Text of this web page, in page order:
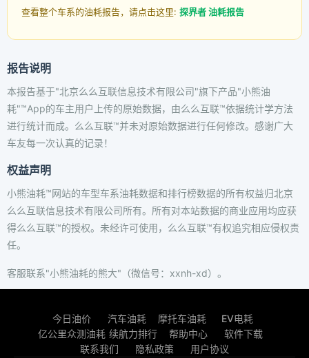
查看整个车系的油耗报告，请点击这里: 探界者 油耗报告
报告说明
本报告基于"北京么么互联信息技术有限公司"旗下产品"小熊油
耗"™App的车主用户上传的原始数据，由么么互联™依据统计学方法
进行统计而成。么么互联™并未对原始数据进行任何修改。感谢广大
车友每一次认真的记录！
权益声明
小熊油耗™网站的车型车系油耗数据和排行榜数据的所有权益归北京
么么互联信息技术有限公司所有。所有对本站数据的商业应用均应获
得么么互联™的授权。未经许可使用，么么互联™有权追究相应侵权责
任。
客服联系"小熊油耗的熊大"（微信号：xxnh-xd）。
今日油价 汽车油耗 摩托车油耗
EV电耗
亿公里众测油耗 续航力排行 帮助中心
软件下载
联系我们
隐私政策 用户协议